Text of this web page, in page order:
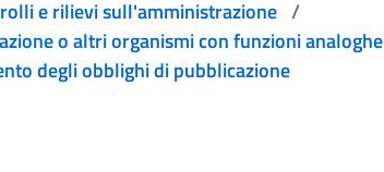
e rilievi sull'amministrazione /
o altri organismi con funzioni analoghe
degli obblighi di pubblicazione